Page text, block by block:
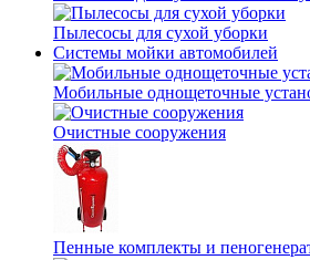
Пылесосы для сухой уборки
Системы мойки автомобилей
Мобильные однощеточные
Очистные сооружения
Пенные комплекты и